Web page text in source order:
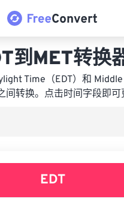
到MET转换
Time（EDT）和
间转换。点击时间字段即可
EDT